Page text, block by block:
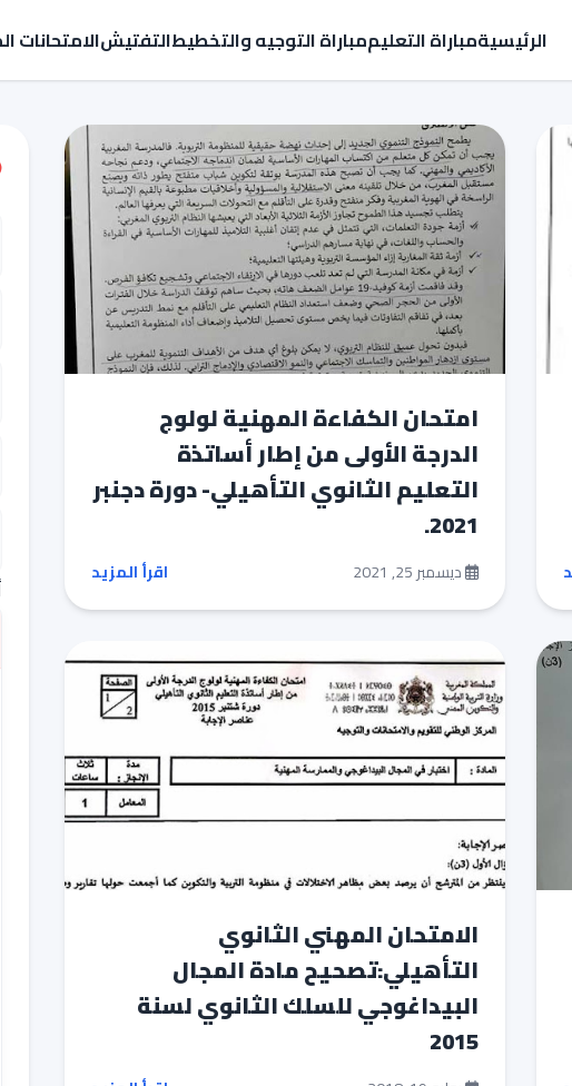
الرئيسيةمباراة التعليممباراة التوجيه والتخطيطالتفتيشالامتحانات
امتحان الكفاءة المهنية لولوج
الدرجة الأولى من إطار أساتذة
التعليم الثانوي التأهيلي- دورة دجنبر
2021.
ديسمبر 25, 2021 اقرأ المزيد
الامتحان المهني الثانوي
التأهيلي:تصحيح مادة المجال
البيداغوجي للسلك الثانوي لسنة
2015